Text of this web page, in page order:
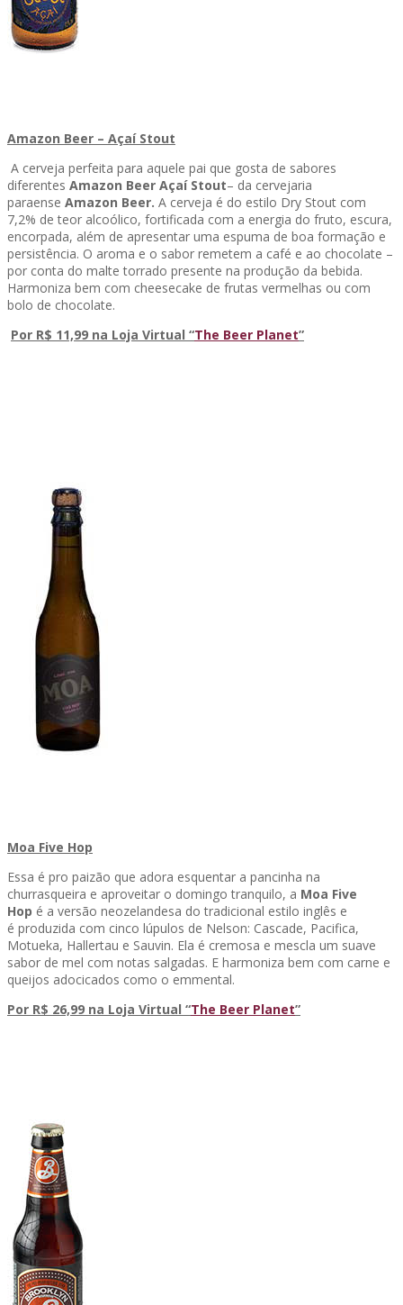
Amazon Beer – Açaí Stout
A cerveja perfeita para aquele pai que gosta de sabores
diferentes Amazon Beer Açaí Stout– da cervejaria
paraense Amazon Beer. A cerveja é do estilo Dry Stout com
7,2% de teor alcoólico, fortificada com a energia do fruto, escura,
encorpada, além de apresentar uma espuma de boa formação e
persistência. O aroma e o sabor remetem a café e ao chocolate –
por conta do malte torrado presente na produção da bebida.
Harmoniza bem com cheesecake de frutas vermelhas ou com
bolo de chocolate.
Por R$ 11,99 na Loja Virtual “The Beer Planet”
Moa Five Hop
Essa é pro paizão que adora esquentar a pancinha na
churrasqueira e aproveitar o domingo tranquilo, a Moa Five
Hop é a versão neozelandesa do tradicional estilo inglês e
é produzida com cinco lúpulos de Nelson: Cascade, Pacifica,
Motueka, Hallertau e Sauvin. Ela é cremosa e mescla um suave
sabor de mel com notas salgadas. E harmoniza bem com carne e
queijos adocicados como o emmental.
Por R$ 26,99 na Loja Virtual “The Beer Planet”